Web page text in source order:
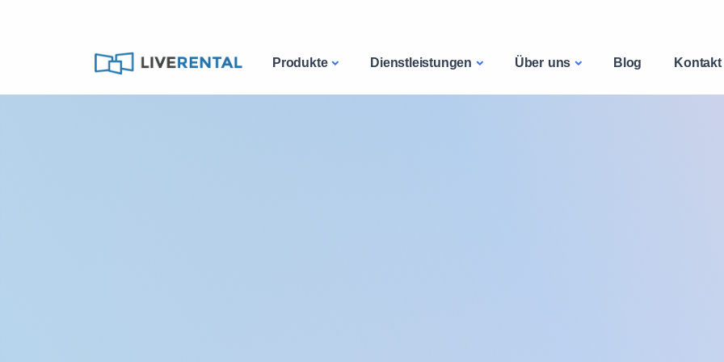
Produkte Dienstleistungen Über uns Blog Kontakt